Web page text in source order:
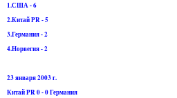
1.США - 6
2.Китай PR - 5
3.Германия - 2
4.Норвегия - 2
23 января 2003 г.
Китай PR 0 - 0 Германия